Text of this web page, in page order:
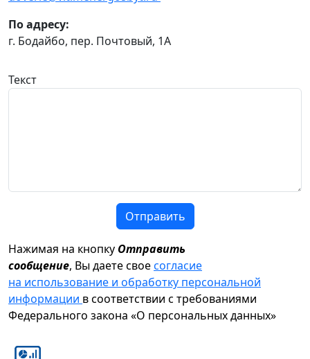
По адресу:
г. Бодайбо, пер. Почтовый, 1А
Текст
Отправить
Нажимая на кнопку Отправить
сообщение, Вы даете своесогласие
на использование и обработку персональной
информации в соответствии с требованиями
Федерального закона «О персональных данных»